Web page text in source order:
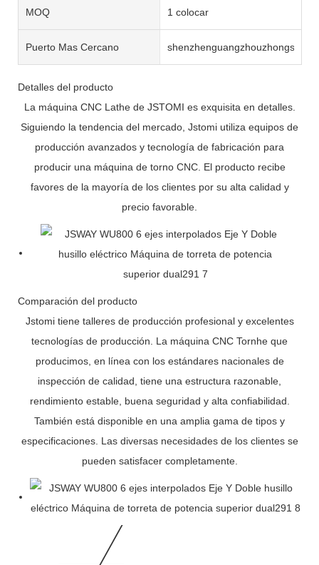
MOQ 1 colocar
Puerto Mas Cercano shenzhenguangzhouzhongshan
Detalles del producto
La máquina CNC Lathe de JSTOMI es exquisita en detalles.
Siguiendo la tendencia del mercado, Jstomi utiliza equipos de
producción avanzados y tecnología de fabricación para
producir una máquina de torno CNC. El producto recibe
favores de la mayoría de los clientes por su alta calidad y
precio favorable.
Comparación del producto
Jstomi tiene talleres de producción profesional y excelentes
tecnologías de producción. La máquina CNC Tornhe que
producimos, en línea con los estándares nacionales de
inspección de calidad, tiene una estructura razonable,
rendimiento estable, buena seguridad y alta confiabilidad.
También está disponible en una amplia gama de tipos y
especificaciones. Las diversas necesidades de los clientes se
pueden satisfacer completamente.